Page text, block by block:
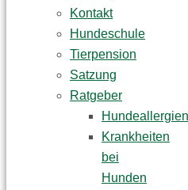
Kontakt
Hundeschule
Tierpension
Satzung
Ratgeber
Hundeallergien
Krankheiten
bei
Hunden